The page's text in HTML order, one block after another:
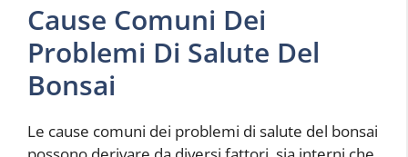
Cause Comuni Dei
Problemi Di Salute Del
Bonsai
Le cause comuni dei problemi di salute del bonsai